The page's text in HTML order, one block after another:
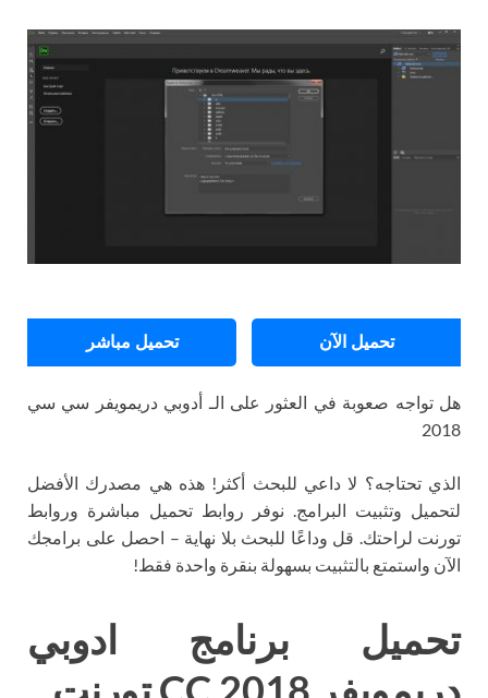
تحميل الآن تحميل مباشر
هل تواجه صعوبة في العثور على الـ أدوبي دريمويفر سي سي
2018
الذي تحتاجه؟ لا داعي للبحث أكثر! هذه هي مصدرك الأفضل
لتحميل وتثبيت البرامج. نوفر روابط تحميل مباشرة وروابط
تورنت لراحتك. قل وداعًا للبحث بلا نهاية – احصل على برامجك
الآن واستمتع بالتثبيت بسهولة بنقرة واحدة فقط!
تحميل برنامج ادوبي